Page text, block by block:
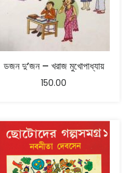
ডজন দু’জন – খরাজ মুখোপাধ্যায়
150.00